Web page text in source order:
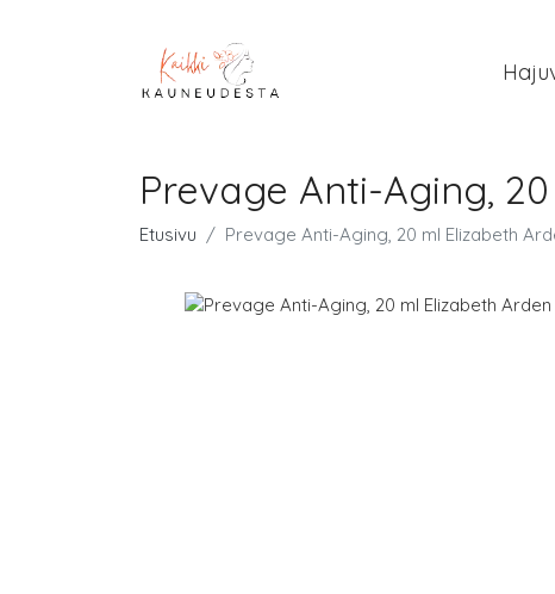
Prevage Anti-Aging,
Etusivu Prevage Anti-Aging, 20 ml Elizabeth